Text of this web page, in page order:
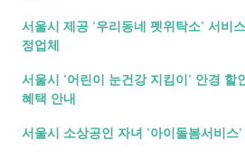
서울시 제공 '우리동네 펫위탁소' 서비
정업체
서울시 '어린이 눈건강 지킴이' 안경 할
혜택 안내
서울시 소상공인 자녀 '아이돌봄서비스